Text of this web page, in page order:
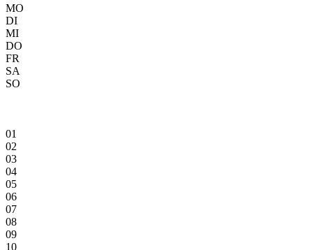
MO
DI
MI
DO
FR
SA
SO
01
02
03
04
05
06
07
08
09
10